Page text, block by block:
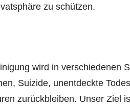
zu schützen.
wird in verschiedenen
Suizide, unentdeckte
zurückbleiben. Unser Ziel